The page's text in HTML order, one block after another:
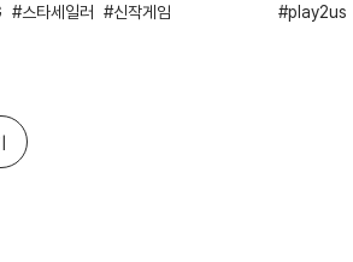
스타세일러
신작게임
play2us